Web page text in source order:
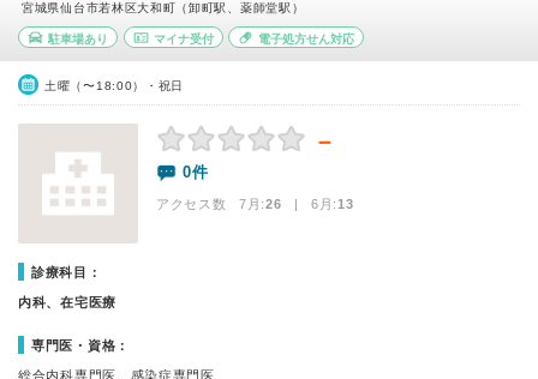
宮城県仙台市若林区大和町（卸町駅、薬師堂駅）
駐車場あり マイナ受付 電子処方せん対応
土曜（〜18:00）・祝日
－
0件
アクセス数 7月:26 | 6月:13
診療科目：
内科、在宅医療
専門医・資格：
総合内科専門医、感染症専門医